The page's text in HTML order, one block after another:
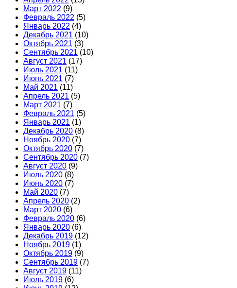
Март 2022 (9)
Февраль 2022 (5)
Январь 2022 (4)
Декабрь 2021 (10)
Октябрь 2021 (3)
Сентябрь 2021 (10)
Август 2021 (17)
Июль 2021 (11)
Июнь 2021 (7)
Май 2021 (11)
Апрель 2021 (5)
Март 2021 (7)
Февраль 2021 (5)
Январь 2021 (1)
Декабрь 2020 (8)
Ноябрь 2020 (7)
Октябрь 2020 (7)
Сентябрь 2020 (7)
Август 2020 (9)
Июль 2020 (8)
Июнь 2020 (7)
Май 2020 (7)
Апрель 2020 (2)
Март 2020 (6)
Февраль 2020 (6)
Январь 2020 (6)
Декабрь 2019 (12)
Ноябрь 2019 (1)
Октябрь 2019 (9)
Сентябрь 2019 (7)
Август 2019 (11)
Июль 2019 (6)